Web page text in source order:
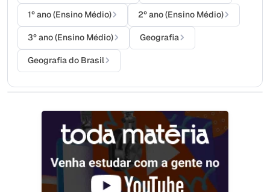
1º ano (Ensino Médio) 2º ano (Ensino Médio)
3º ano (Ensino Médio) Geografia
Geografia do Brasil